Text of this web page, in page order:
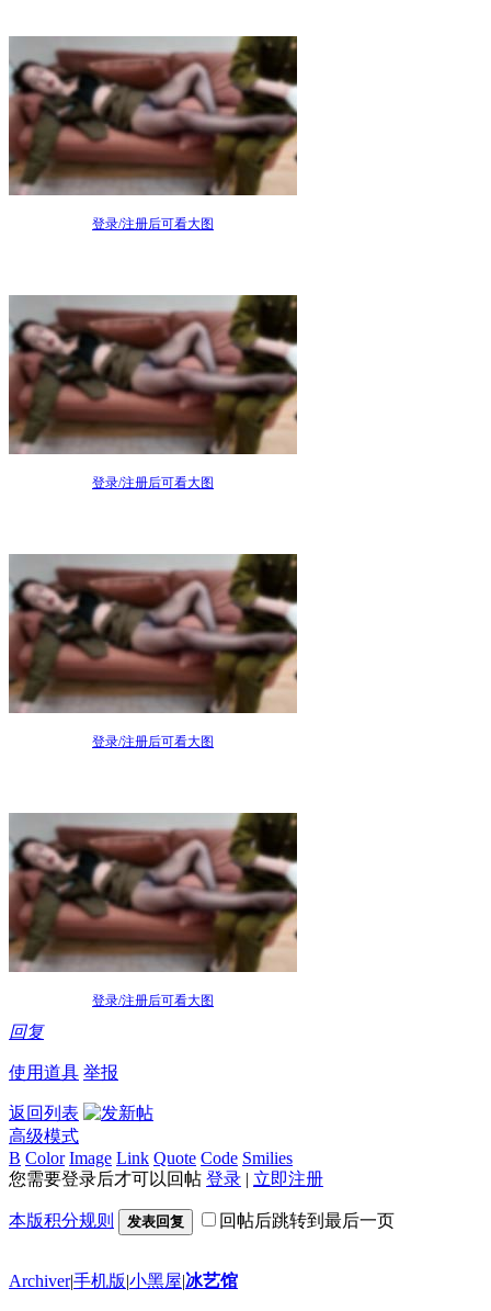
登录/注册后可看大图
登录/注册后可看大图
登录/注册后可看大图
登录/注册后可看大图
回复
使用道具 举报
返回列表
高级模式
B Color Image Link Quote Code Smilies
您需要登录后才可以回帖 登录 | 立即注册
本版积分规则 发表回复 回帖后跳转到最后一页
Archiver|手机版|小黑屋|冰艺馆